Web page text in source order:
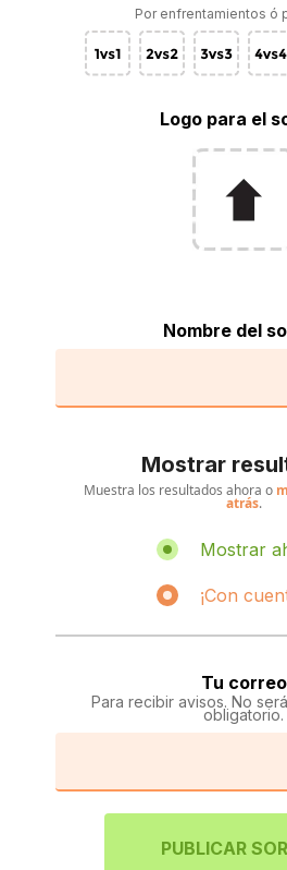
Por enfrentamientos ó
Logo para el
Nombre del
Mostrar
Muestra los resultados ahora o
atrás.
Mostrar
¡Con
Tu correo
Para recibir avisos. No
obligatorio.
PUBLICAR